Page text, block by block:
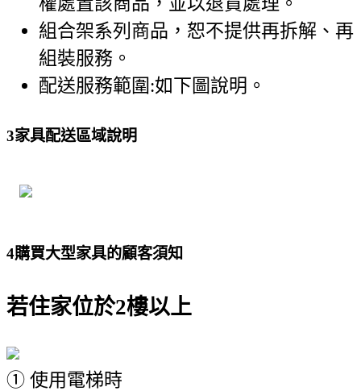
組合架系列商品，恕不提供再拆解、再
組裝服務。
配送服務範圍:如下圖說明。
3家具配送區域說明
4購買大型家具的顧客須知
若住家位於2樓以上
① 使用電梯時